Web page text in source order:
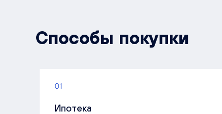
Способы покупки
01
Ипотека